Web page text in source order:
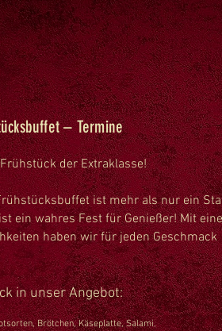
– Termine
der Extraklasse!
ist mehr als nur ein
ein wahres Fest für Genießer! Mit
haben wir für jeden Geschmack
in unser Angebot:
Brötchen, Käseplatte, Salami,